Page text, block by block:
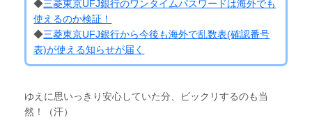
◆三菱東京UFJ銀行のワンタイムパスワードは海外でも
使えるのか検証！
◆三菱東京UFJ銀行から今後も海外で乱数表(確認番号
表)が使える知らせが届く
ゆえに思いっきり安心していた分、ビックリするのも当
然！（汗）